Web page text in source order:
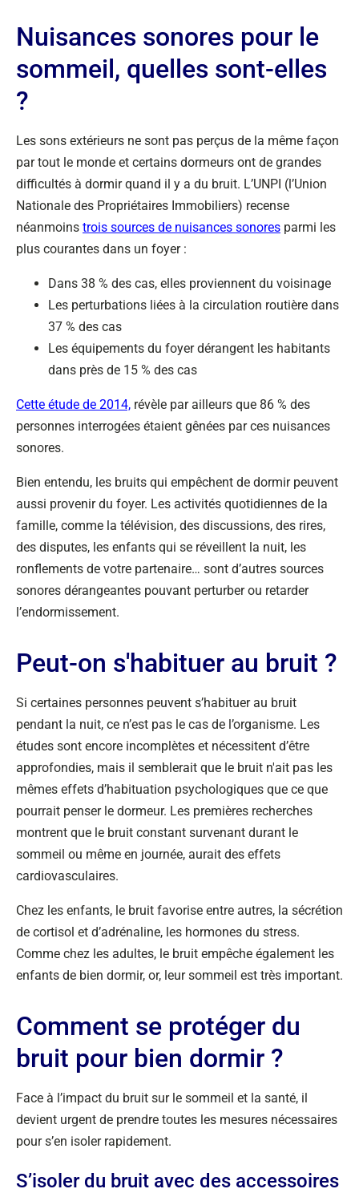
Nuisances sonores pour le
sommeil, quelles sont-elles
?
Les sons extérieurs ne sont pas perçus de la même façon
par tout le monde et certains dormeurs ont de grandes
difficultés à dormir quand il y a du bruit. L’UNPI (l’Union
Nationale des Propriétaires Immobiliers) recense
néanmoins trois sources de nuisances sonores parmi les
plus courantes dans un foyer :
Dans 38 % des cas, elles proviennent du voisinage
Les perturbations liées à la circulation routière dans
37 % des cas
Les équipements du foyer dérangent les habitants
dans près de 15 % des cas
Cette étude de 2014, révèle par ailleurs que 86 % des
personnes interrogées étaient gênées par ces nuisances
sonores.
Bien entendu, les bruits qui empêchent de dormir peuvent
aussi provenir du foyer. Les activités quotidiennes de la
famille, comme la télévision, des discussions, des rires,
des disputes, les enfants qui se réveillent la nuit, les
ronflements de votre partenaire… sont d’autres sources
sonores dérangeantes pouvant perturber ou retarder
l’endormissement.
Peut-on s'habituer au bruit ?
Si certaines personnes peuvent s’habituer au bruit
pendant la nuit, ce n’est pas le cas de l’organisme. Les
études sont encore incomplètes et nécessitent d’être
approfondies, mais il semblerait que le bruit n'ait pas les
mêmes effets d’habituation psychologiques que ce que
pourrait penser le dormeur. Les premières recherches
montrent que le bruit constant survenant durant le
sommeil ou même en journée, aurait des effets
cardiovasculaires.
Chez les enfants, le bruit favorise entre autres, la sécrétion
de cortisol et d’adrénaline, les hormones du stress.
Comme chez les adultes, le bruit empêche également les
enfants de bien dormir, or, leur sommeil est très important.
Comment se protéger du
bruit pour bien dormir ?
Face à l’impact du bruit sur le sommeil et la santé, il
devient urgent de prendre toutes les mesures nécessaires
pour s’en isoler rapidement.
S’isoler du bruit avec des accessoires